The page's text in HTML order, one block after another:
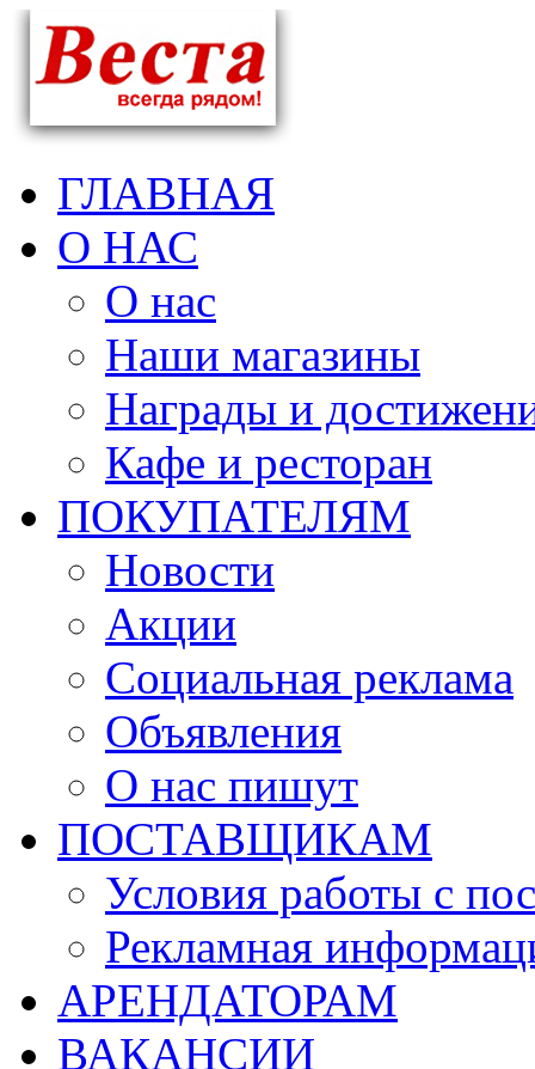
ГЛАВНАЯ
О НАС
О нас
Наши магазины
Награды и
Кафе и ресторан
ПОКУПАТЕЛЯМ
Новости
Акции
Социальная реклама
Объявления
О нас пишут
ПОСТАВЩИКАМ
Условия работы с
Рекламная
АРЕНДАТОРАМ
ВАКАНСИИ